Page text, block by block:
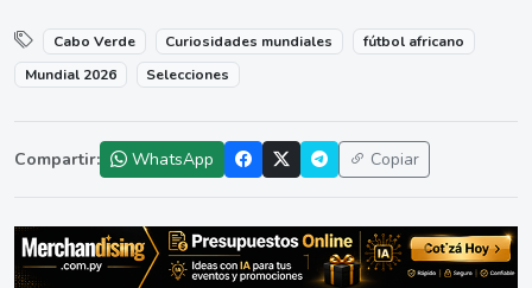
Cabo Verde Curiosidades mundiales
fútbol africano
Mundial 2026
Selecciones
Compartir: WhatsApp Copiar